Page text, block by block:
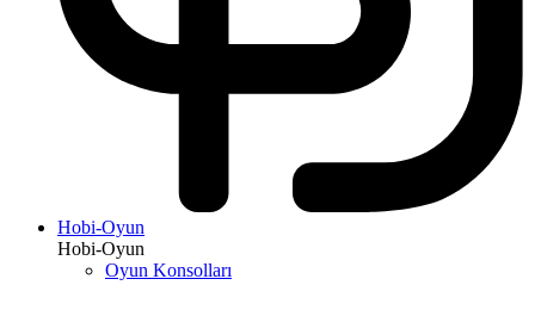
Hobi-Oyun
Hobi-Oyun
Oyun Konsolları